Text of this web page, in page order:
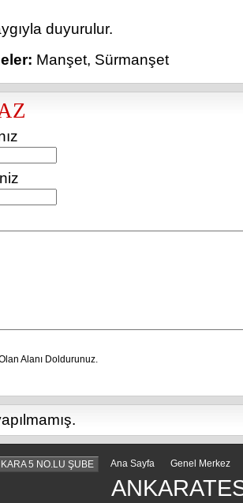
duyurulur.
Manşet, Sürmanşet
Alanı Doldurunuz.
5 NO.LU ŞUBE Ana Sayfa Genel Merkez